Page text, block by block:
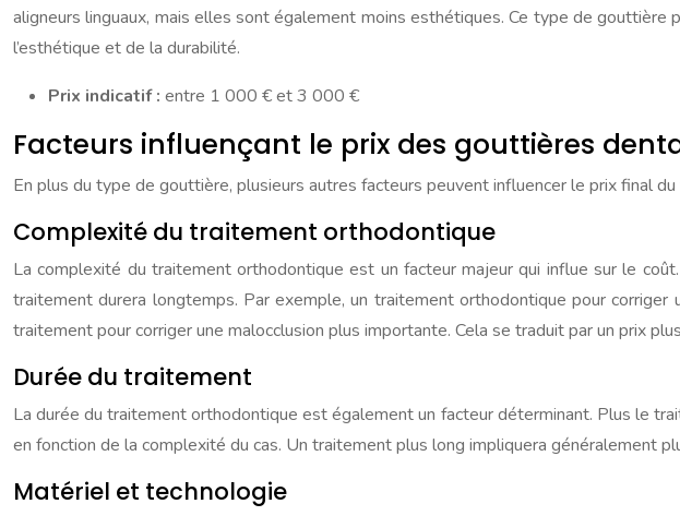
aligneurs linguaux, mais elles sont également moins esthétiques. Ce type de
l’esthétique et de la durabilité.
Prix indicatif : entre 1 000 € et 3 000 €
Facteurs influençant le prix des gouttières
En plus du type de gouttière, plusieurs autres facteurs peuvent influencer le prix final
Complexité du traitement orthodontique
La complexité du traitement orthodontique est un facteur majeur qui influe sur le
traitement durera longtemps. Par exemple, un traitement orthodontique pour
traitement pour corriger une malocclusion plus importante. Cela se traduit par un prix
Durée du traitement
La durée du traitement orthodontique est également un facteur déterminant. Plus le
en fonction de la complexité du cas. Un traitement plus long impliquera généralement
Matériel et technologie